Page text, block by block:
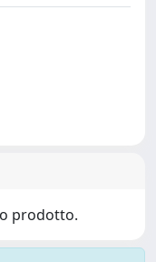
prodotto.